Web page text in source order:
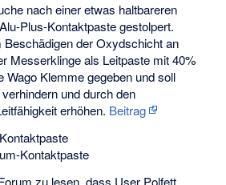
nach einer etwas haltbareren
Plus-Kontaktpaste gestolpert.
Beschädigen der Oxydschicht an
Messerklinge als Leitpaste mit 40%
Wago Klemme gegeben und soll
und durch den
erhöhen. Beitrag
Kontaktpaste
zu lesen, dass User Polfett,